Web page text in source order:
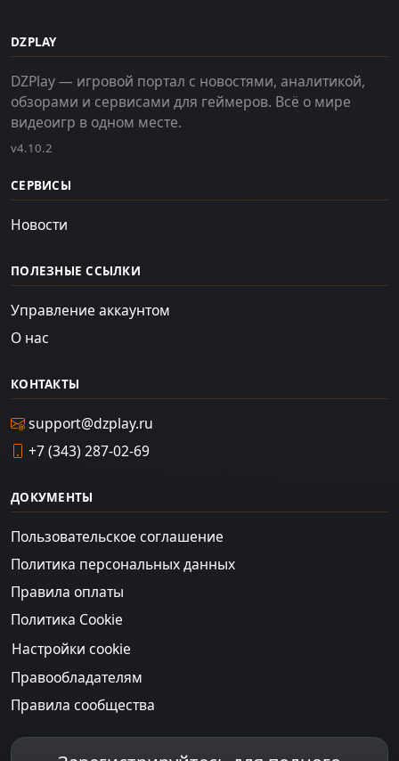
DZPLAY
DZPlay — игровой портал с новостями, аналитикой,
обзорами и сервисами для геймеров. Всё о мире
видеоигр в одном месте.
v4.10.2
СЕРВИСЫ
Новости
ПОЛЕЗНЫЕ ССЫЛКИ
Управление аккаунтом
О нас
КОНТАКТЫ
support@dzplay.ru
+7 (343) 287-02-69
ДОКУМЕНТЫ
Пользовательское соглашение
Политика персональных данных
Правила оплаты
Политика Cookie
Настройки cookie
Правообладателям
Правила сообщества